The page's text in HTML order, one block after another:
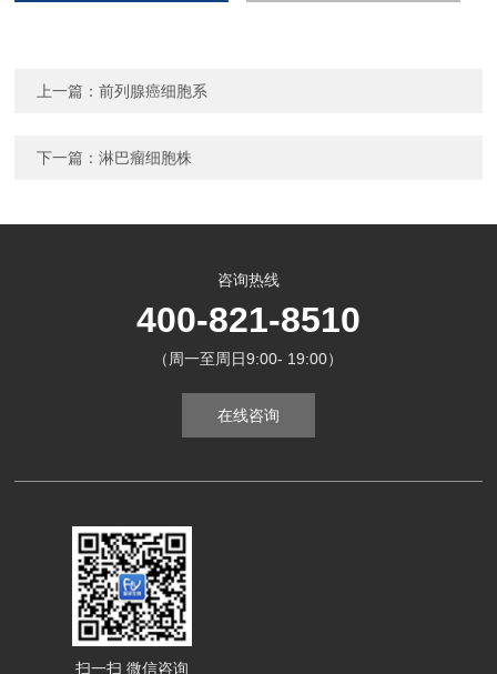
上一篇：前列腺癌细胞系
下一篇：淋巴瘤细胞株
咨询热线
400-821-8510
（周一至周日9:00- 19:00）
在线咨询
扫一扫 微信咨询